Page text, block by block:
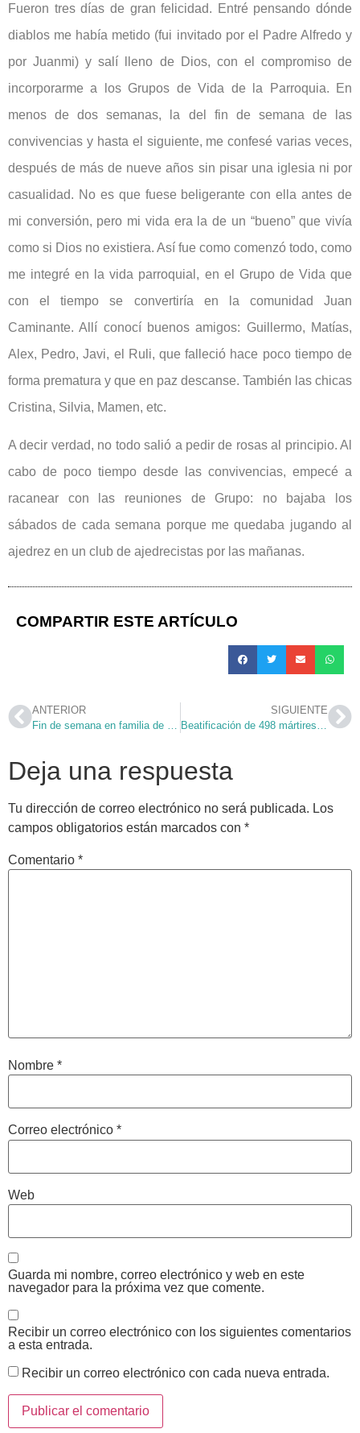
Fueron tres días de gran felicidad. Entré pensando dónde
diablos me había metido (fui invitado por el Padre Alfredo y
por Juanmi) y salí lleno de Dios, con el compromiso de
incorporarme a los Grupos de Vida de la Parroquia. En
menos de dos semanas, la del fin de semana de las
convivencias y hasta el siguiente, me confesé varias veces,
después de más de nueve años sin pisar una iglesia ni por
casualidad. No es que fuese beligerante con ella antes de
mi conversión, pero mi vida era la de un “bueno” que vivía
como si Dios no existiera. Así fue como comenzó todo, como
me integré en la vida parroquial, en el Grupo de Vida que
con el tiempo se convertiría en la comunidad Juan
Caminante. Allí conocí buenos amigos: Guillermo, Matías,
Alex, Pedro, Javi, el Ruli, que falleció hace poco tiempo de
forma prematura y que en paz descanse. También las chicas
Cristina, Silvia, Mamen, etc.
A decir verdad, no todo salió a pedir de rosas al principio. Al
cabo de poco tiempo desde las convivencias, empecé a
racanear con las reuniones de Grupo: no bajaba los
sábados de cada semana porque me quedaba jugando al
ajedrez en un club de ajedrecistas por las mañanas.
COMPARTIR ESTE ARTÍCULO
ANTERIOR
Fin de semana en familia de "Betania"
SIGUIENTE
Beatificación de 498 mártires españoles en el siglo XX (I)
Deja una respuesta
Tu dirección de correo electrónico no será publicada. Los
campos obligatorios están marcados con *
Comentario *
Nombre *
Correo electrónico *
Web
Guarda mi nombre, correo electrónico y web en este
navegador para la próxima vez que comente.
Recibir un correo electrónico con los siguientes comentarios
a esta entrada.
Recibir un correo electrónico con cada nueva entrada.